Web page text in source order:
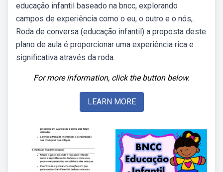
educação infantil baseado na bncc, explorando
campos de experiência como o eu, o outro e o nós,.
Roda de conversa (educação infantil) a proposta deste
plano de aula é proporcionar uma experiência rica e
significativa através da roda.
For more information, click the button below.
LEARN MORE